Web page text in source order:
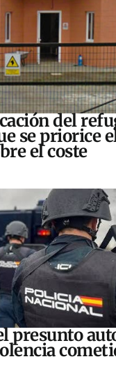
del
se priorice
el coste
presunto